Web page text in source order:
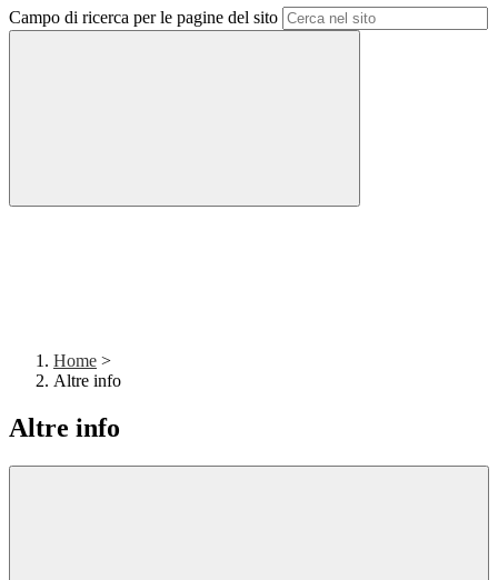
Campo di ricerca per le pagine del sito
Home >
Altre info
Altre info